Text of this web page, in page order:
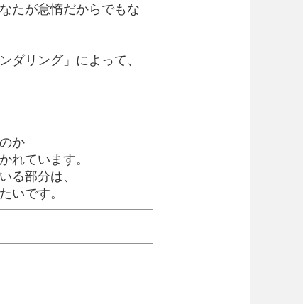
たが怠惰だからでもな
ダリング」によって、
か
れています。
る部分は、
いです。